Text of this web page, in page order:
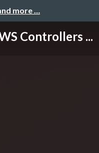
more …
Controllers ...